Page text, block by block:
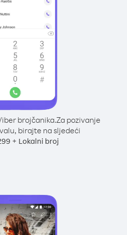
brojčanika.Za pozivanje
birajte na sljedeći
+ Lokalni broj